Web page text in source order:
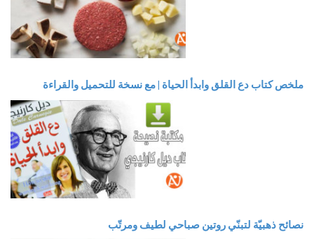
ملخص كتاب دع القلق وابدأ الحياة | مع نسخة للتحميل والقراءة
نصائح ذهبيّة لتبنّي روتين صباحي لطيف ومرتّب